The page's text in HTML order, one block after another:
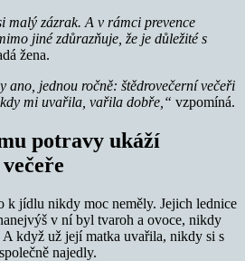
malý zázrak. A v rámci prevence
jiné zdůrazňuje, že je důležité s
žena.
ano, jednou ročně: štědrovečerní večeři
mi uvařila, vařila dobře,“ vzpomíná.
potravy ukáží
k jídlu nikdy moc neměly. Jejich lednice
v ní byl tvaroh a ovoce, nikdy
A když už její matka uvařila, nikdy si s
najedly.